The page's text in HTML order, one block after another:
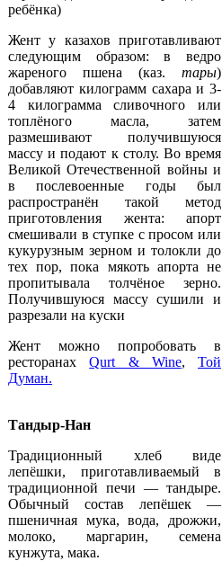
ребёнка)
Жент у казахов приготавливают
следующим образом: в ведро
жареного пшена (каз. тары)
добавляют килограмм сахара и 3-
4 килограмма сливочного или
топлёного масла, затем
размешивают получившуюся
массу и подают к столу. Во время
Великой Отечественной войны и
в послевоенные годы был
распространён такой метод
приготовления жента: апорт
смешивали в ступке с просом или
кукурузным зерном и толокли до
тех пор, пока мякоть апорта не
пропитывала толчёное зерно.
Получившуюся массу сушили и
разрезали на куски
Жент можно попробовать в
ресторанахQurt & Wine, Той
Думан.
Тандыр-Нан
Традиционный хлеб виде
лепёшки, приготавливаемый в
традиционной печи — тандыре.
Обычный состав лепёшек —
пшеничная мука, вода, дрожжи,
молоко, маргарин, семена
кунжута, мака.